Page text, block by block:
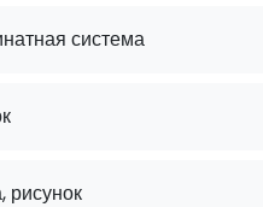
система
рисунок